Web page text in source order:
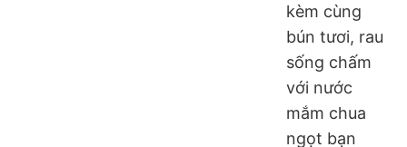
kèm cùng
bún tươi, rau
sống chấm
với nước
mắm chua
ngọt bạn